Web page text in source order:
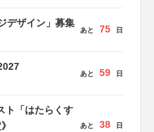
デザイン」募集
あと 75 日
あと 59 日
ト「はたらくす
あと 38 日